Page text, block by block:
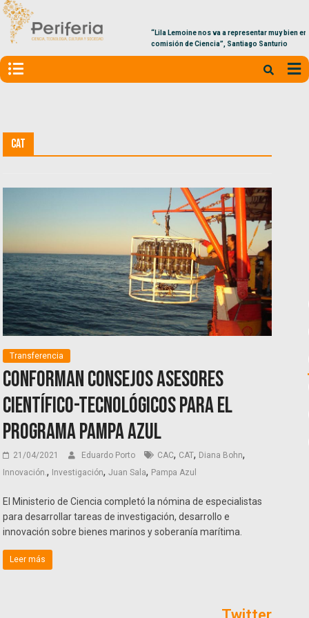
“Lila Lemoine nos va a representar muy bien en la
comisión de Ciencia”, Santiago Santurio
CAT
Transferencia
Conforman consejos asesores
científico-tecnológicos para el
Programa Pampa Azul
21/04/2021 Eduardo Porto CAC, CAT, Diana Bohn,
Innovación., Investigación,Juan Sala, Pampa Azul
El Ministerio de Ciencia completó la nómina de especialistas
para desarrollar tareas de investigación, desarrollo e
innovación sobre bienes marinos y soberanía marítima.
Leer más